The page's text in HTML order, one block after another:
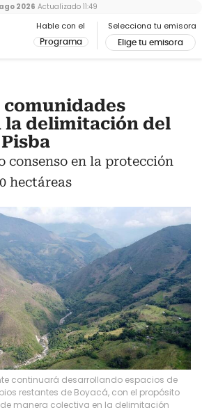
Hable con el
Programa
Selecciona tu emisora
Elige tu emisora
2026 Actualizado 11:49
la delimitación del
consenso en la protección
hectáreas
continuará desarrollando espacios de
restantes de Boyacá, con el propósito
manera colectiva en la delimitación